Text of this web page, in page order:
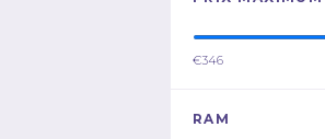
€346
RAM